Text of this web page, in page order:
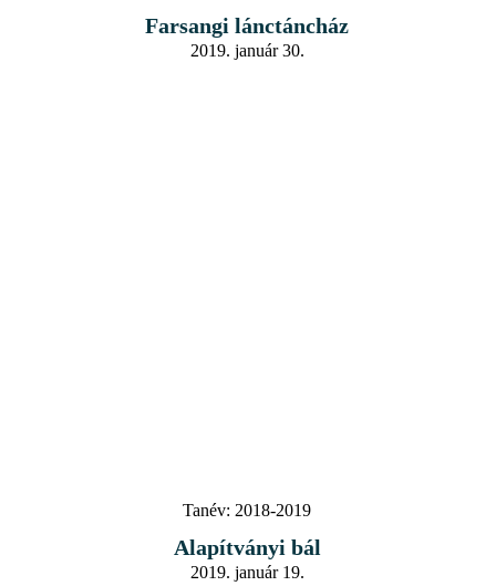
Farsangi lánctáncház
2019. január 30.
Tanév: 2018-2019
Alapítványi bál
2019. január 19.